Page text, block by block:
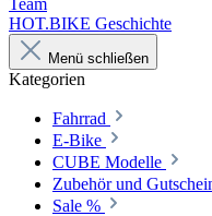
Team
HOT.BIKE Geschichte
Menü schließen
Kategorien
Fahrrad
E-Bike
CUBE Modelle
Zubehör und
Sale %